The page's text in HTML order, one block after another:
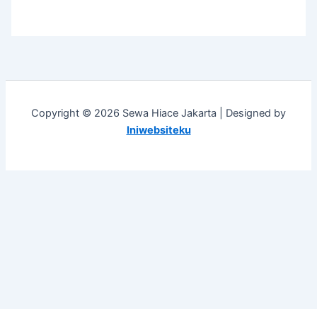
Copyright © 2026 Sewa Hiace Jakarta | Designed by
Iniwebsiteku